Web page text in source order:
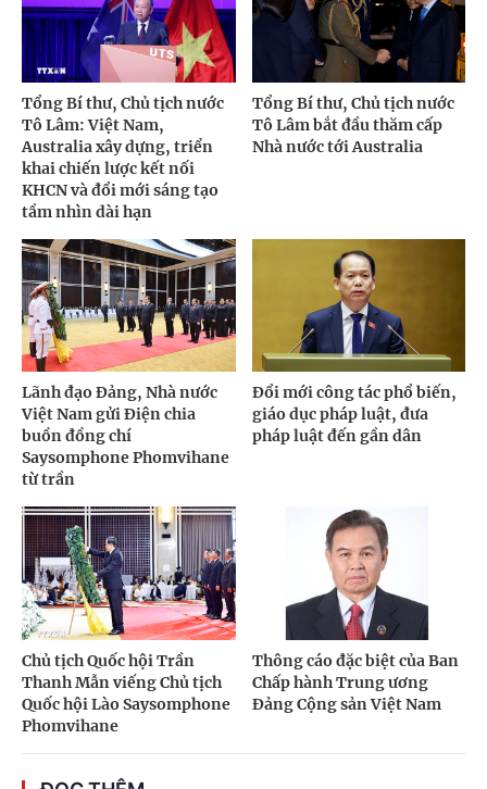
Tổng Bí thư, Chủ tịch nước
Tô Lâm: Việt Nam,
Australia xây dựng, triển
khai chiến lược kết nối
KHCN và đổi mới sáng tạo
tầm nhìn dài hạn
Tổng Bí thư, Chủ tịch nước
Tô Lâm bắt đầu thăm cấp
Nhà nước tới Australia
Lãnh đạo Đảng, Nhà nước
Việt Nam gửi Điện chia
buồn đồng chí
Saysomphone Phomvihane
từ trần
Đổi mới công tác phổ biến,
giáo dục pháp luật, đưa
pháp luật đến gần dân
Chủ tịch Quốc hội Trần
Thanh Mẫn viếng Chủ tịch
Quốc hội Lào Saysomphone
Phomvihane
Thông cáo đặc biệt của Ban
Chấp hành Trung ương
Đảng Cộng sản Việt Nam